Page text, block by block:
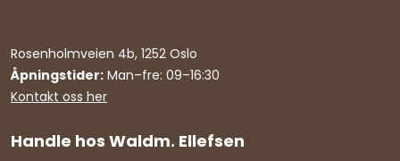
Handle hos Waldm. Ellefsen
Rosenholmveien 4b, 1252 Oslo
Åpningstider: Man–fre: 09–16:30
Kontakt oss her